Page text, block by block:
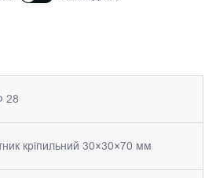
28
кріпильний 30×30×70 мм